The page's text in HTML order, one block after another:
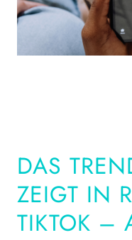
DAS
ZEIGT IN
TIKTOK –